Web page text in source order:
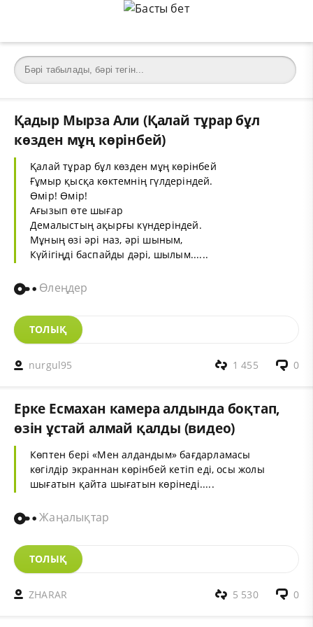
Қадыр Мырза Али (Қалай тұрар бұл
көзден мұң көрінбей)
Қалай тұрар бұл көзден мұң көрінбей
Ғұмыр қысқа көктемнің гүлдеріндей.
Өмір! Өмір!
Ағызып өте шығар
Демалыстың ақырғы күндеріндей.
Мұның өзі әрі наз, әрі шыным,
Күйігіңді баспайды дәрі, шылым......
Өлеңдер
ТОЛЫҚ
nurgul95 0
1 455
Ерке Есмахан камера алдында боқтап,
өзін ұстай алмай қалды (видео)
Көптен бері «Мен алдандым» бағдарламасы
көгілдір экраннан көрінбей кетіп еді, осы жолы
шығатын қайта шығатын көрінеді.....
Жаңалықтар
ТОЛЫҚ
ZHARAR 0
5 530